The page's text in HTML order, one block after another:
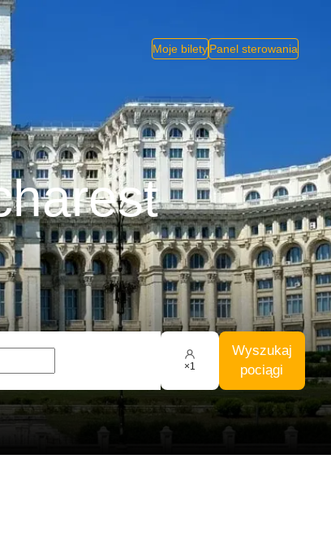
Moje biletyPanel sterowania
×1
Wyszukaj
pociągi